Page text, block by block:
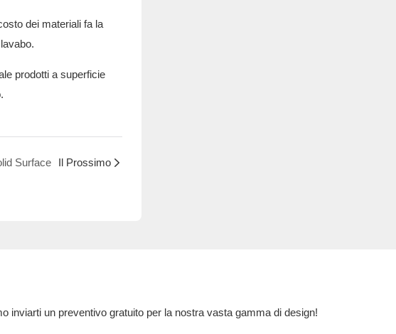
dei materiali fa la
prodotti a superficie
Surface Il Prossimo
inviarti un preventivo gratuito per la nostra vasta gamma di design!